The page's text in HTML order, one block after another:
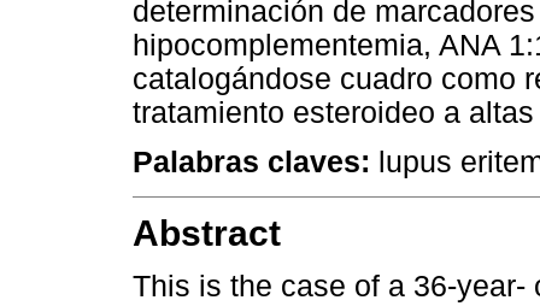
determinación de
hipocomplementemia, ANA
catalogándose cuadro como
tratamiento esteroideo a
Palabras claves: lupus
Abstract
This is the case of a 36-